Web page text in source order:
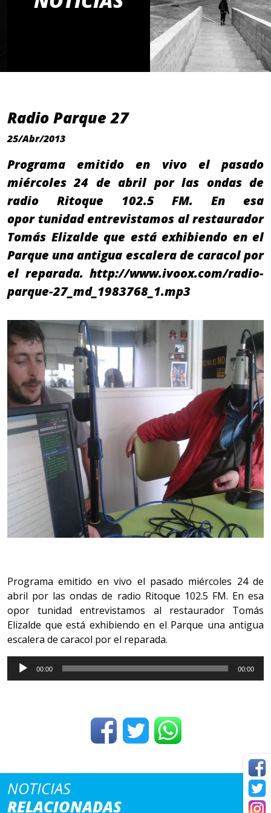
Radio Parque 27
25/Abr/2013
Programa emitido en vivo el pasado
miércoles 24 de abril por las ondas de
radio Ritoque 102.5 FM. En esa
opor tunidad entrevistamos al restaurador
Tomás Elizalde que está exhibiendo en el
Parque una antigua escalera de caracol por
el reparada. http://www.ivoox.com/radio-
parque-27_md_1983768_1.mp3
Programa emitido en vivo el pasado miércoles 24 de
abril por las ondas de radio Ritoque 102.5 FM. En esa
opor tunidad entrevistamos al restaurador Tomás
Elizalde que está exhibiendo en el Parque una antigua
escalera de caracol por el reparada.
Reproductor
de
00:00 00:00
NOTICIAS
RELACIONADAS